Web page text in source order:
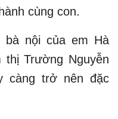
cùng con.
bà nội của em Hà
thị Trường Nguyễn
càng trở nên đặc